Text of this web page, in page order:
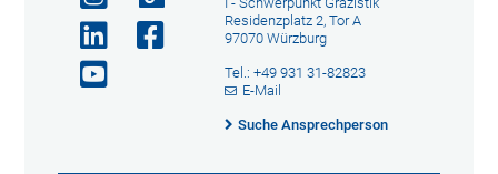
Residenzplatz 2, Tor A
97070 Würzburg
Tel.: +49 931 31-82823
E-Mail
Suche Ansprechperson